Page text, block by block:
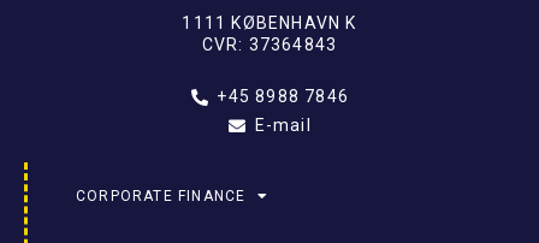
1111 KØBENHAVN K
CVR: 37364843
+45 8988 7846
E-mail
CORPORATE FINANCE